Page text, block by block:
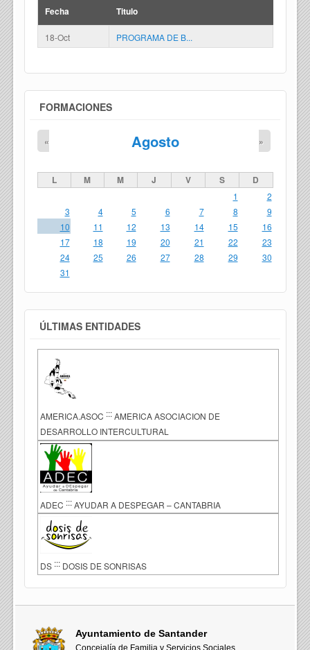
Fecha Titulo
18-Oct PROGRAMA DE B...
FORMACIONES
Agosto
« »
L M M J V S D
1
2
3
4 5 6 7 8
9
10
11 12 13 14 15
16
17
18 19 20 21 22
23
24
25 26 27 28 29
30
31
ÚLTIMAS ENTIDADES
AMERICA.ASOC ::: AMERICA ASOCIACION DE
DESARROLLO INTERCULTURAL
ADEC ::: AYUDAR A DESPEGAR – CANTABRIA
DS ::: DOSIS DE SONRISAS
Ayuntamiento de Santander
Concejalía de Familia y Servicios Sociales